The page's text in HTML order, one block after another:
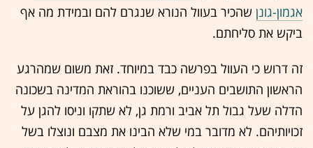
אגמון-גונן שהכיר בעוול הנורא שנגרם להם ובמידת מה אף
ביקש את סליחתם.
זה דרוש כי העוול בפרשה כבד במיוחד. זאת משום שמהרגע
הראשון התושבים העניים, ששוכנו בהוראת המדינה בשכונה
הדלה שעל גבול תל אביב ורמת גן, לא שתקו וניסו להגן על
זכויותיהם. לא מדובר במי שלא הבינו את מצבם ונוצלו בשל